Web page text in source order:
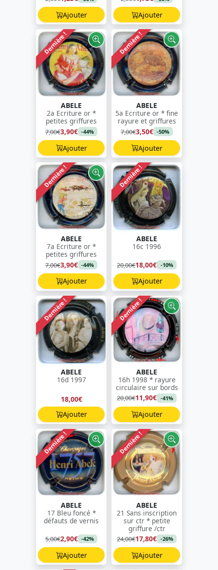
Ajouter Ajouter
Dernière !
ABELE
2a Ecriture or *
petites griffures
7,00€3,90€ -44%
Ajouter
Dernière !
ABELE
5a Ecriture or * fine
rayure et griffures
7,00€3,50€ -50%
Ajouter
Dernière !
ABELE
7a Ecriture or *
petites griffures
7,00€3,90€ -44%
Ajouter
Dernière !
ABELE
16c 1996
20,00€18,00€ -10%
Ajouter
Dernière !
ABELE
16d 1997
18,00€
Ajouter
Dernière !
ABELE
16h 1998 * rayure
circulaire sur bords
20,00€11,90€ -41%
Ajouter
Dernière !
ABELE
17 Bleu foncé *
défauts de vernis
5,00€2,90€ -42%
Ajouter
Dernière !
ABELE
21 Sans inscription
sur ctr * petite
griffure /ctr
24,00€17,80€ -26%
Ajouter